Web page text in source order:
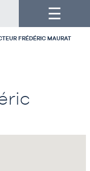
Menu
FRÉDÉRIC MAURAT